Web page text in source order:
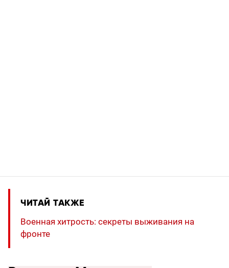
ЧИТАЙ ТАКЖЕ
Военная хитрость: секреты выживания на
фронте